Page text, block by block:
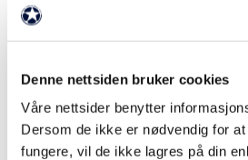
Denne nettsiden bruker cookies
Våre nettsider benytter
Dersom de ikke er nødvendig for
fungere, vil de ikke lagres på din